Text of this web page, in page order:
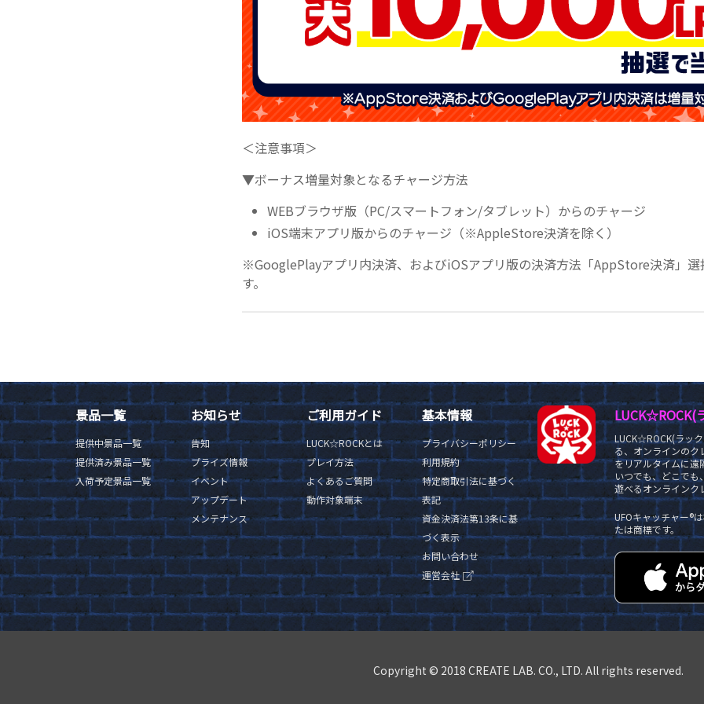
＜注意事項＞
▼ボーナス増量対象となるチャージ方法
WEBブラウザ版（PC/スマートフォン/タブレット）からのチャージ
iOS端末アプリ版からのチャージ（※AppleStore決済を除く）
※GooglePlayアプリ内決済、およびiOSアプリ版の決済方法「AppStore決済」
す。
景品一覧
提供中景品一覧
提供済み景品一覧
入荷予定景品一覧
お知らせ
告知
プライズ情報
イベント
アップデート
メンテナンス
ご利用ガイド
LUCK☆ROCKとは
プレイ方法
よくあるご質問
動作対象端末
基本情報
プライバシーポリシー
利用規約
特定商取引法に基づく
表記
資金決済法第13条に基
づく表示
お問い合わせ
運営会社
LUCK☆ROCK(
LUCK☆ROCK(ラッ
る、オンラインのク
をリアルタイムに遠
いつでも、どこでも
遊べるオンラインク
UFOキャッチャー®
たは商標です。
Copyright © 2018 CREATE LAB. CO., LTD. All rights reserved.